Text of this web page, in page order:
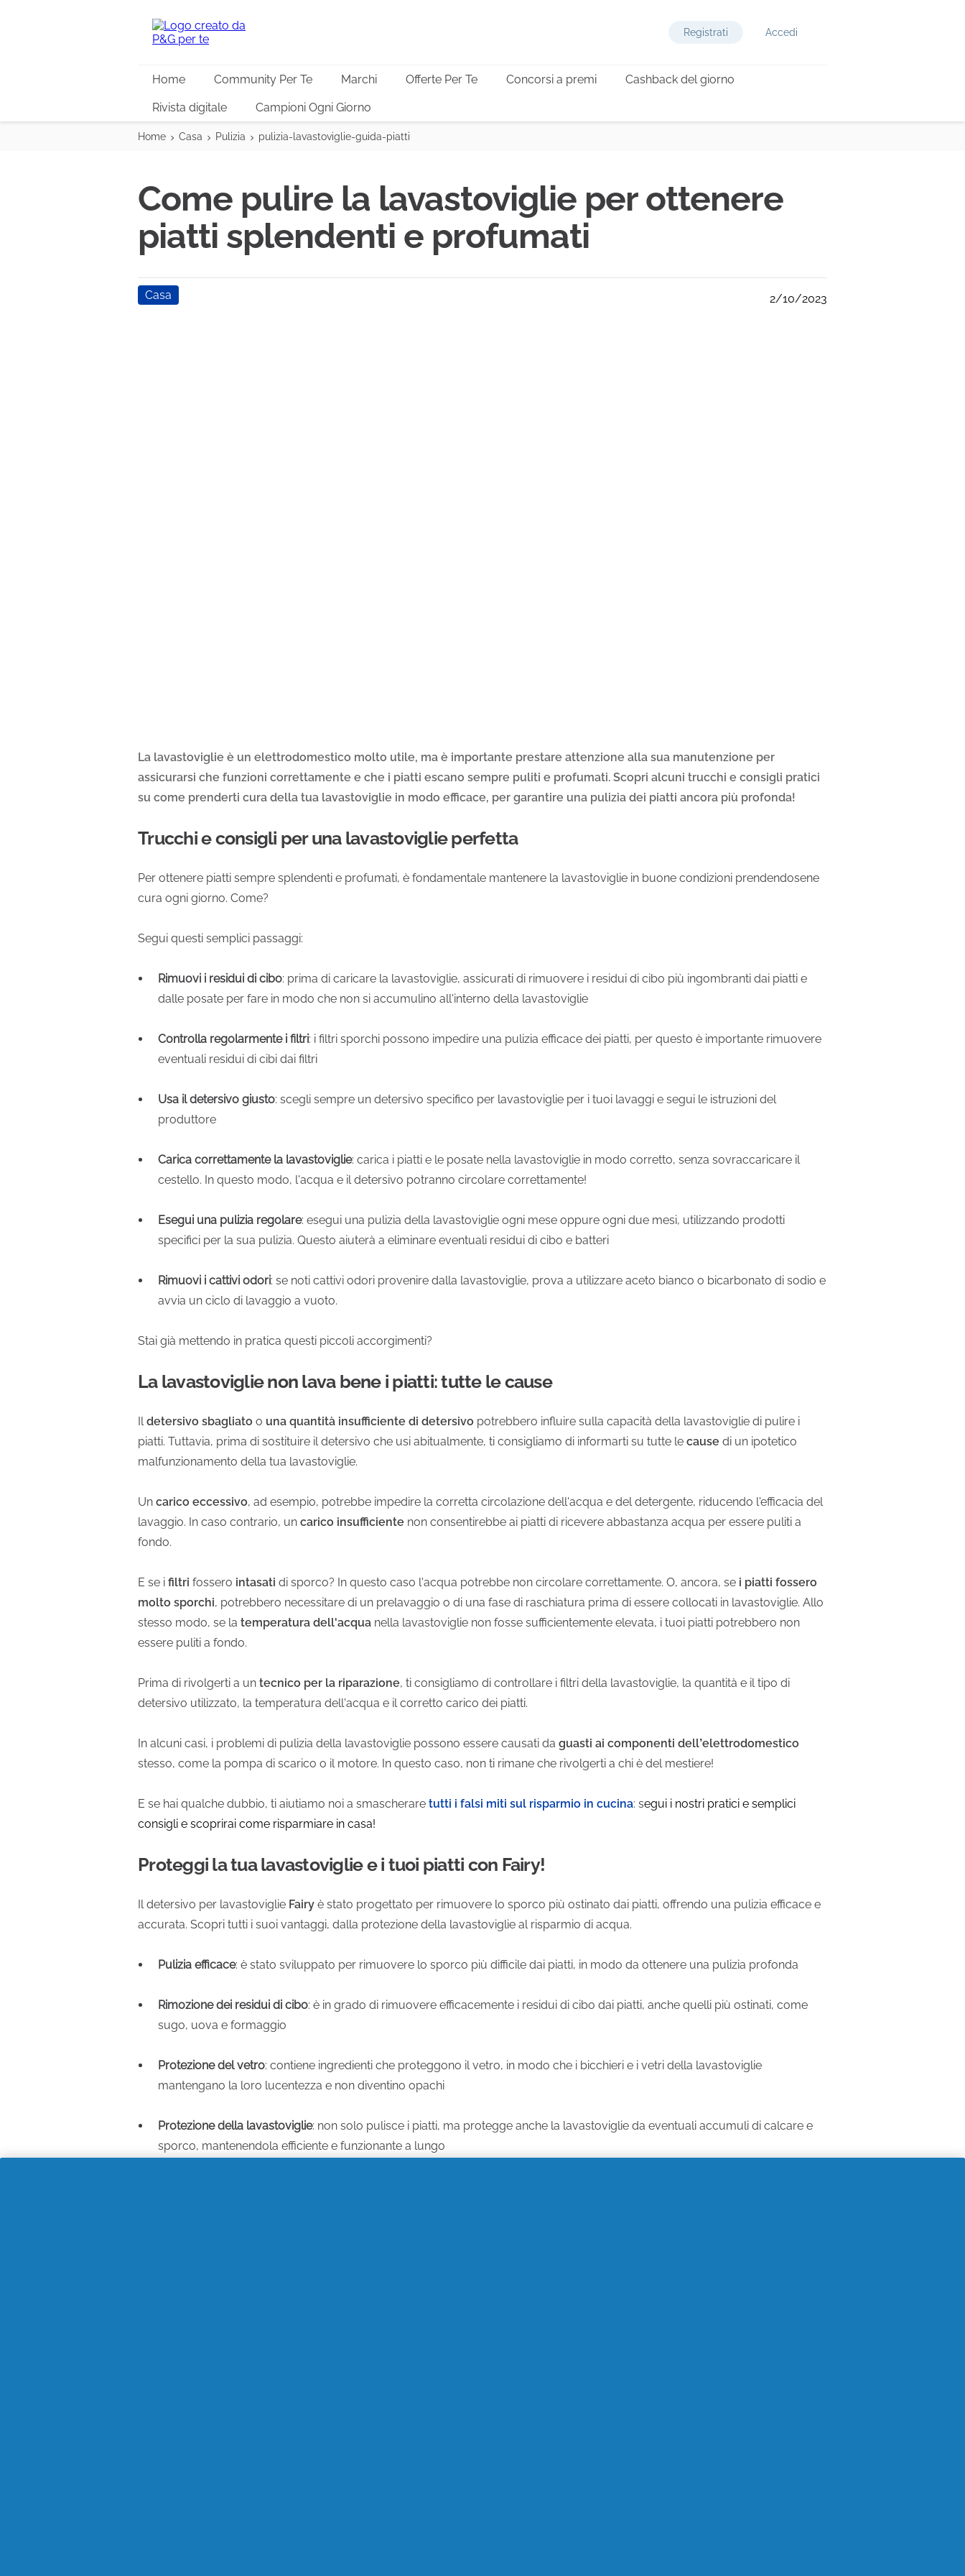
Registrati Accedi
Home Community Per Te Marchi Offerte Per Te Concorsi a premi Cashback del giorno
Rivista digitale Campioni Ogni Giorno
Home Casa Pulizia pulizia-lavastoviglie-guida-piatti
Come pulire la lavastoviglie per ottenere
piatti splendenti e profumati
Casa 2/10/2023
La lavastoviglie è un elettrodomestico molto utile, ma è importante prestare attenzione alla sua manutenzione per
assicurarsi che funzioni correttamente e che i piatti escano sempre puliti e profumati. Scopri alcuni trucchi e consigli pratici
su come prenderti cura della tua lavastoviglie in modo efficace, per garantire una pulizia dei piatti ancora più profonda!
Trucchi e consigli per una lavastoviglie perfetta
Per ottenere piatti sempre splendenti e profumati, è fondamentale mantenere la lavastoviglie in buone condizioni prendendosene
cura ogni giorno. Come?
Segui questi semplici passaggi:
Rimuovi i residui di cibo: prima di caricare la lavastoviglie, assicurati di rimuovere i residui di cibo più ingombranti dai piatti e
dalle posate per fare in modo che non si accumulino all'interno della lavastoviglie
Controlla regolarmente i filtri: i filtri sporchi possono impedire una pulizia efficace dei piatti, per questo è importante rimuovere
eventuali residui di cibi dai filtri
Usa il detersivo giusto: scegli sempre un detersivo specifico per lavastoviglie per i tuoi lavaggi e segui le istruzioni del
produttore
Carica correttamente la lavastoviglie: carica i piatti e le posate nella lavastoviglie in modo corretto, senza sovraccaricare il
cestello. In questo modo, l'acqua e il detersivo potranno circolare correttamente!
Esegui una pulizia regolare: esegui una pulizia della lavastoviglie ogni mese oppure ogni due mesi, utilizzando prodotti
specifici per la sua pulizia. Questo aiuterà a eliminare eventuali residui di cibo e batteri
Rimuovi i cattivi odori: se noti cattivi odori provenire dalla lavastoviglie, prova a utilizzare aceto bianco o bicarbonato di sodio e
avvia un ciclo di lavaggio a vuoto.
Stai già mettendo in pratica questi piccoli accorgimenti?
La lavastoviglie non lava bene i piatti: tutte le cause
Ildetersivo sbagliato o una quantità insufficiente di detersivo potrebbero influire sulla capacità della lavastoviglie di pulire i
piatti. Tuttavia, prima di sostituire il detersivo che usi abitualmente, ti consigliamo di informarti su tutte le cause di un ipotetico
malfunzionamento della tua lavastoviglie.
Un carico eccessivo, ad esempio, potrebbe impedire la corretta circolazione dell'acqua e del detergente, riducendo l'efficacia del
lavaggio. In caso contrario, un carico insufficiente non consentirebbe ai piatti di ricevere abbastanza acqua per essere puliti a
fondo.
E se i filtri fossero intasati di sporco? In questo caso l'acqua potrebbe non circolare correttamente. O, ancora, se i piatti fossero
molto sporchi, potrebbero necessitare di un prelavaggio o di una fase di raschiatura prima di essere collocati in lavastoviglie. Allo
stesso modo, se la temperatura dell'acqua nella lavastoviglie non fosse sufficientemente elevata, i tuoi piatti potrebbero non
essere puliti a fondo.
Prima di rivolgerti a un tecnico per la riparazione, ti consigliamo di controllare i filtri della lavastoviglie, la quantità e il tipo di
detersivo utilizzato, la temperatura dell'acqua e il corretto carico dei piatti.
In alcuni casi, i problemi di pulizia della lavastoviglie possono essere causati da guasti ai componenti dell’elettrodomestico
stesso, come la pompa di scarico o il motore. In questo caso, non ti rimane che rivolgerti a chi è del mestiere!
E se hai qualche dubbio, ti aiutiamo noi a smascherare tutti i falsi miti sul risparmio in cucina: segui i nostri pratici e semplici
consigli e scoprirai come risparmiare in casa!
Proteggi la tua lavastoviglie e i tuoi piatti con Fairy!
Il detersivo per lavastoviglie Fairy è stato progettato per rimuovere lo sporco più ostinato dai piatti, offrendo una pulizia efficace e
accurata. Scopri tutti i suoi vantaggi, dalla protezione della lavastoviglie al risparmio di acqua.
Pulizia efficace: è stato sviluppato per rimuovere lo sporco più difficile dai piatti, in modo da ottenere una pulizia profonda
Rimozione dei residui di cibo: è in grado di rimuovere efficacemente i residui di cibo dai piatti, anche quelli più ostinati, come
sugo, uova e formaggio
Protezione del vetro: contiene ingredienti che proteggono il vetro, in modo che i bicchieri e i vetri della lavastoviglie
mantengano la loro lucentezza e non diventino opachi
Protezione della lavastoviglie: non solo pulisce i piatti, ma protegge anche la lavastoviglie da eventuali accumuli di calcare e
sporco, mantenendola efficiente e funzionante a lungo